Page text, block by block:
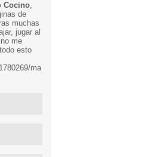
Cocino,
de
muchas
jugar al
me
esto
ma